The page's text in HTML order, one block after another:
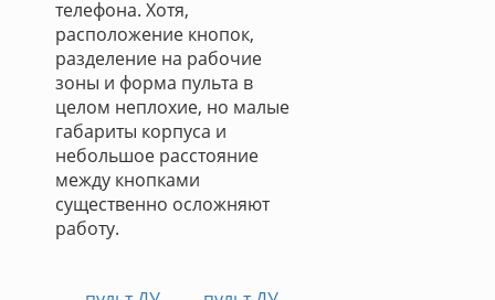
телефона. Хотя,
расположение кнопок,
разделение на рабочие
зоны и форма пульта в
целом неплохие, но малые
габариты корпуса и
небольшое расстояние
между кнопками
существенно осложняют
работу.